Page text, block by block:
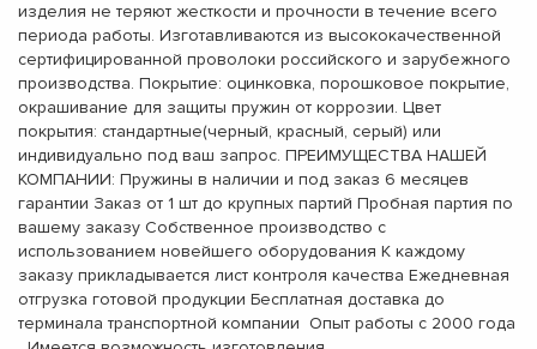
изделия не теряют жесткости и прочности в течение всего
периода работы. Изготавливаются из высококачественной
сертифицированной проволоки российского и зарубежного
производства. Покрытие: оцинковка, порошковое покрытие,
окрашивание для защиты пружин от коррозии. Цвет
покрытия: стандартные(черный, красный, серый) или
индивидуально под ваш запрос. ПРЕИМУЩЕСТВА НАШЕЙ
КОМПАНИИ: Пружины в наличии и под заказ 6 месяцев
гарантии Заказ от 1 шт до крупных партий Пробная партия по
вашему заказу Собственное производство с
использованием новейшего оборудования К каждому
заказу прикладывается лист контроля качества Ежедневная
отгрузка готовой продукции Бесплатная доставка до
терминала транспортной компании Опыт работы с 2000 года